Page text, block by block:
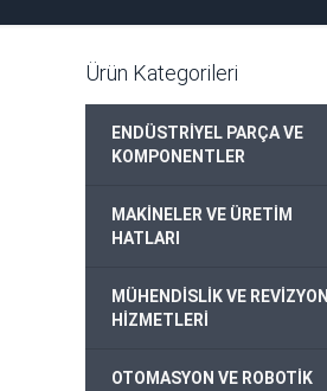
Ürün Kategorileri
ENDÜSTRİYEL PARÇA VE
KOMPONENTLER
MAKİNELER VE ÜRETİM
HATLARI
MÜHENDİSLİK VE REVİZYON
HİZMETLERİ
OTOMASYON VE ROBOTİK